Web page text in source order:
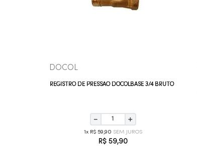
VEJA MAIS
DOCOL
REGISTRO DE PRESSÃO DOCOLBASE 3/4 BRUTO
＋
－
1 R$ 59,90
R$ 59,90